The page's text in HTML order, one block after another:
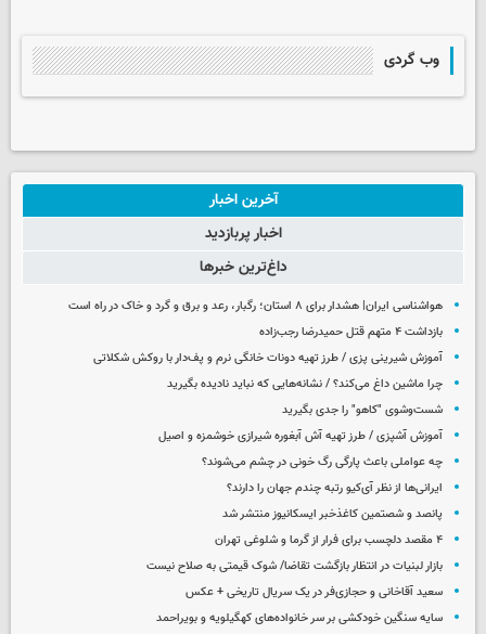
وب گردی
آخرین اخبار
اخبار پربازدید
داغ‌ترین خبرها
هواشناسی ایران| هشدار برای ۸ استان؛ رگبار، رعد و برق و گرد و خاک در راه است
بازداشت ۴ متهم قتل حمیدرضا رجب‌زاده
آموزش شیرینی پزی / طرز تهیه دونات خانگی نرم و پف‌دار با روکش شکلاتی
چرا ماشین داغ می‌کند؟ / نشانه‌هایی که نباید نادیده بگیرید
شست‌وشوی "کاهو" را جدی بگیرید
آموزش آشپزی / طرز تهیه آش آبغوره شیرازی خوشمزه و اصیل
چه عواملی باعث پارگی رگ خونی در چشم می‌شوند؟
ایرانی‌ها از نظر آی‌کیو رتبه چندم جهان را دارند؟
پانصد و شصتمین کاغذخبر ایسکانیوز منتشر شد
۴ مقصد دلچسب برای فرار از گرما و شلوغی تهران
بازار لبنیات در انتظار بازگشت تقاضا/ شوک قیمتی به صلاح نیست
سعید آقاخانی و حجازی‌فر در یک سریال تاریخی + عکس
سایه سنگین خودکشی بر سر خانواده‌های کهگیلویه و بویراحمد